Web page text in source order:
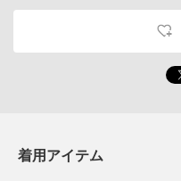
着用アイテム